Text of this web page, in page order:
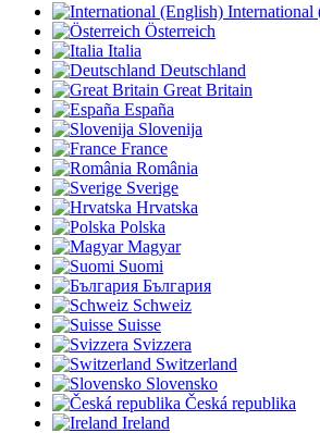
International
Österreich
Italia
Deutschland
Great Britain
España
Slovenija
France
România
Sverige
Hrvatska
Polska
Magyar
Suomi
България
Schweiz
Suisse
Svizzera
Switzerland
Slovensko
Česká republika
Ireland